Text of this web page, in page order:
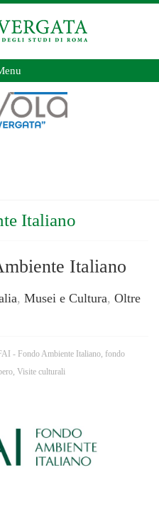
Italiano
Italiano
, Musei e Cultura, Oltre
- Fondo Ambiente Italiano fondo
Visite culturali